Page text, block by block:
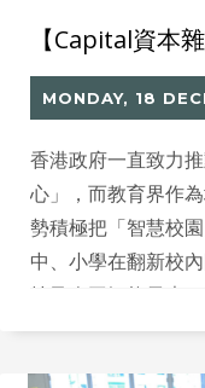
MONDAY, 18
香港政府一直致力
心」，而教育界作
勢積極把「智慧校
中、小學在翻新校
生可以在當中潛移